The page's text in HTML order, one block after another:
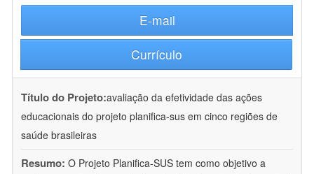
E-mail
Currículo
Título do Projeto:avaliação da efetividade das ações
educacionais do projeto planifica-sus em cinco regiões de
saúde brasileiras
Resumo: O Projeto Planifica-SUS tem como objetivo a